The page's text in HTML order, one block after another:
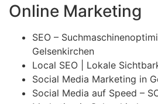
Online Marketing
SEO –
Gelsenkirchen
Local SEO | Lokale
Social Media Marketing in
Social Media auf Speed –